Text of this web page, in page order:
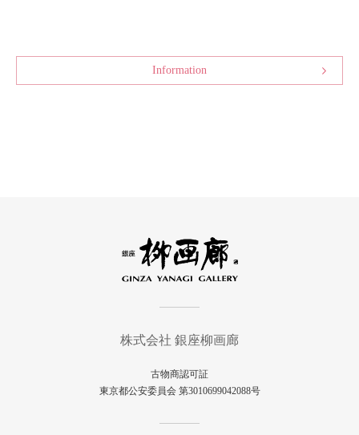
Information
株式会社 銀座柳画廊
古物商認可証
東京都公安委員会 第3010699042088号